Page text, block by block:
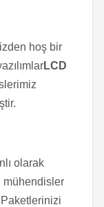
hoş bir
LCD
olarak
mühendisler